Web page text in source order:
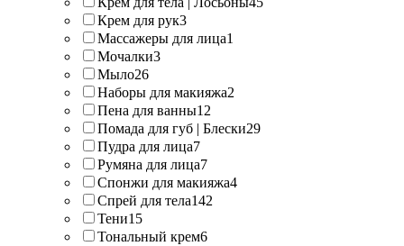
Крем для рук3
Массажеры для лица1
Мочалки3
Мыло26
Наборы для макияжа2
Пена для ванны12
Помада для губ | Блески29
Пудра для лица7
Румяна для лица7
Спонжи для макияжа4
Спрей для тела142
Тени15
Тональный крем6